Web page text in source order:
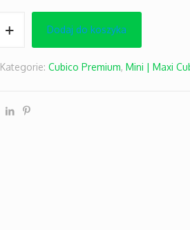
Dodaj do koszyka
Kategorie: Cubico Premium, Mini | Maxi